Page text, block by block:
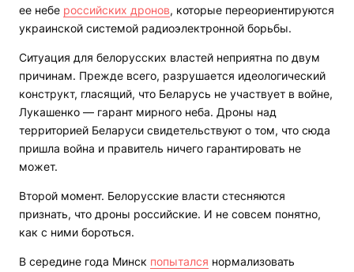
ее небе российских дронов, которые переориентируются
украинской системой радиоэлектронной борьбы.
Ситуация для белорусских властей неприятна по двум
причинам. Прежде всего, разрушается идеологический
конструкт, гласящий, что Беларусь не участвует в войне,
Лукашенко — гарант мирного неба. Дроны над
территорией Беларуси свидетельствуют о том, что сюда
пришла война и правитель ничего гарантировать не
может.
Второй момент. Белорусские власти стесняются
признать, что дроны российские. И не совсем понятно,
как с ними бороться.
В середине года Минск попытался нормализовать